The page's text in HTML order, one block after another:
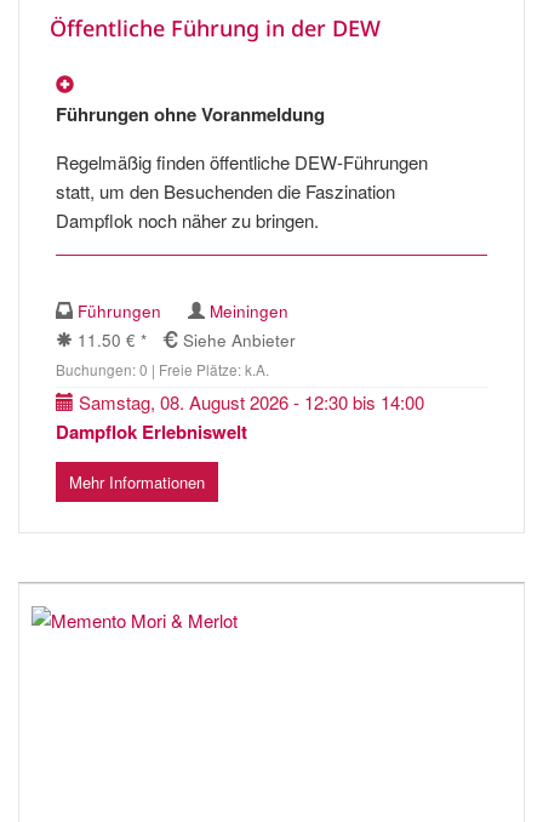
Öffentliche Führung in der DEW
Führungen ohne Voranmeldung
Regelmäßig finden öffentliche DEW-Führungen
statt, um den Besuchenden die Faszination
Dampflok noch näher zu bringen.
Führungen
Meiningen
11.50 € *
Siehe Anbieter
Buchungen: 0 | Freie Plätze: k.A.
Samstag, 08. August 2026 - 12:30 bis 14:00
Dampflok Erlebniswelt
Mehr Informationen